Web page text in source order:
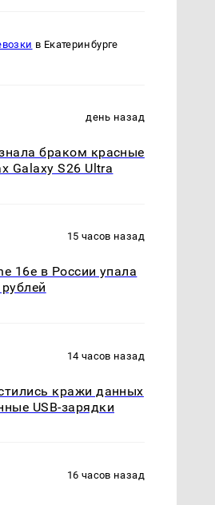
в Екатеринбурге
день назад
браком красные
Galaxy S26 Ultra
15 часов назад
16e в России упала
14 часов назад
кражи данных
USB-зарядки
16 часов назад